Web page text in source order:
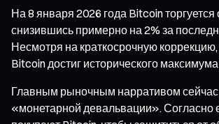
На 8 января 2026 года Bitcoin торгуется
снизившись примерно на 2% за
Несмотря на краткосрочную коррекцию,
Bitcoin достиг исторического
Главным рыночным нарративом сейчас
«монетарной девальвации». Согласно